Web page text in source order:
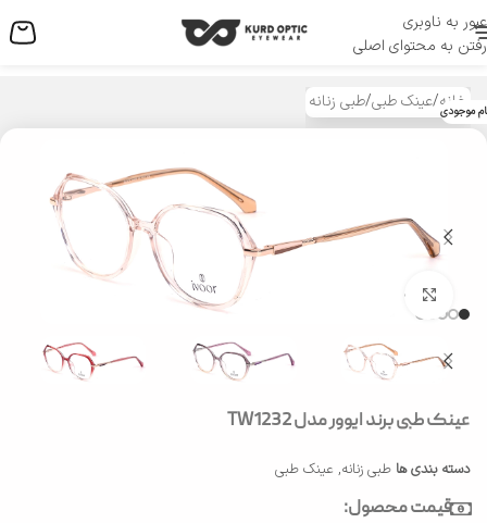
عبور به ناوبری
رفتن به محتوای اصلی
منو
خانه/عینک طبی/طبی زنانه موجودی
بزرگنمایی تصویر
عینک طبی برند ایوور مدل TW1232
دسته بندی ها طبی زنانه, عینک طبی
قیمت محصول: